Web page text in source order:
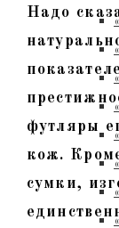
Надо
футляры
кож.
сумки,